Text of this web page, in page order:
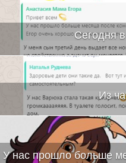
Сегодня
Из
У нас прошло больше